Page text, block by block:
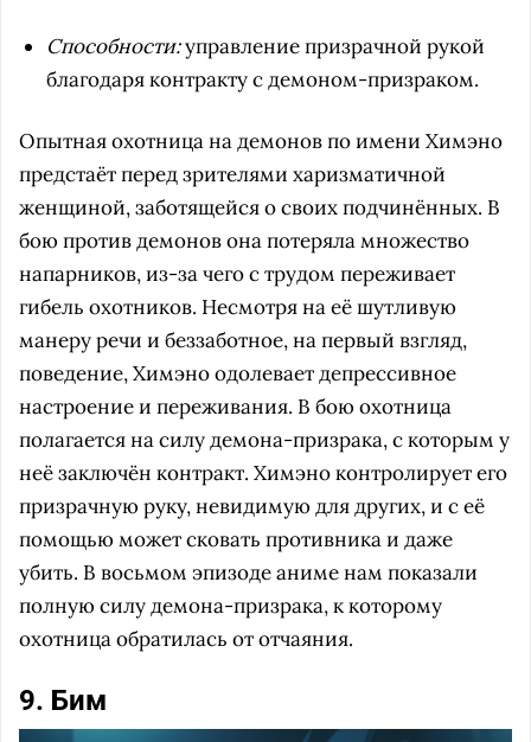
Способности:управление призрачной рукой
благодаря контракту с демоном-призраком.
Опытная охотница на демонов по имени Химэно
предстаёт перед зрителями харизматичной
женщиной, заботящейся о своих подчинённых. В
бою против демонов она потеряла множество
напарников, из-за чего с трудом переживает
гибель охотников. Несмотря на её шутливую
манеру речи и беззаботное, на первый взгляд,
поведение, Химэно одолевает депрессивное
настроение и переживания. В бою охотница
полагается на силу демона-призрака, с которым у
неё заключён контракт. Химэно контролирует его
призрачную руку, невидимую для других, и с её
помощью может сковать противника и даже
убить. В восьмом эпизоде аниме нам показали
полную силу демона-призрака, к которому
охотница обратилась от отчаяния.
9. Бим